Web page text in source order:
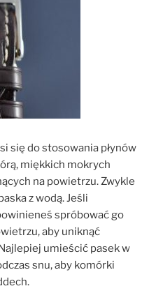
się do stosowania płynów
miękkich mokrych
na powietrzu. Zwykle
z wodą. Jeśli
spróbować go
aby uniknąć
umieścić pasek w
snu, aby komórki